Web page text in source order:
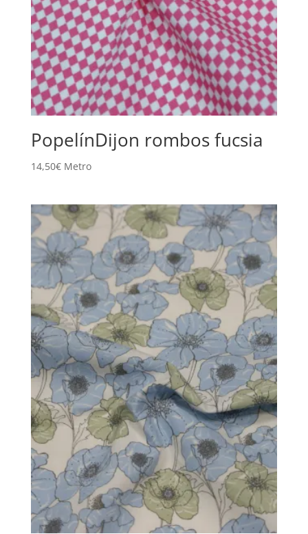
PopelínDijon rombos fucsia
14,50€ Metro